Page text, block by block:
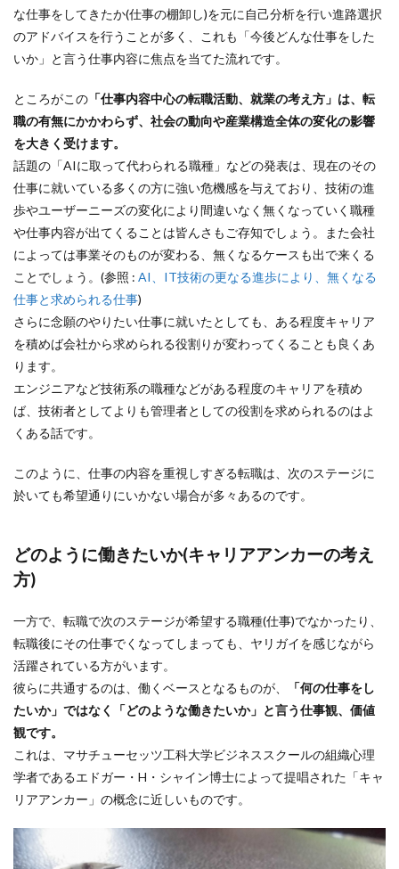
な仕事をしてきたか(仕事の棚卸し)を元に自己分析を行い進路選択
のアドバイスを行うことが多く、これも「今後どんな仕事をした
いか」と言う仕事内容に焦点を当てた流れです。
ところがこの 「仕事内容中心の転職活動、就業の考え方」は、転
職の有無にかかわらず、社会の動向や産業構造全体の変化の影響
を大きく受けます。
話題の「AIに取って代わられる職種」などの発表は、現在のその
仕事に就いている多くの方に強い危機感を与えており、技術の進
歩やユーザーニーズの変化により間違いなく無くなっていく職種
や仕事内容が出てくることは皆んさもご存知でしょう。また会社
によっては事業そのものが変わる、無くなるケースも出で来くる
ことでしょう。(参照 : AI、IT技術の更なる進歩により、無くなる
仕事と求められる仕事)
さらに念願のやりたい仕事に就いたとしても、ある程度キャリア
を積めば会社から求められる役割りが変わってくることも良くあ
ります。
エンジニアなど技術系の職種などがある程度のキャリアを積め
ば、技術者としてよりも管理者としての役割を求められるのはよ
くある話です。
このように、仕事の内容を重視しすぎる転職は、次のステージに
於いても希望通りにいかない場合が多々あるのです。
どのように働きたいか(キャリアアンカーの考え
方)
一方で、転職で次のステージが希望する職種(仕事)でなかったり、
転職後にその仕事でくなってしまっても、ヤリガイを感じながら
活躍されている方がいます。
彼らに共通するのは、働くベースとなるものが、
「何の仕事をし
たいか」ではなく「どのような働きたいか」と言う仕事観、価値
観です。
これは、マサチューセッツ工科大学ビジネススクールの組織心理
学者であるエドガー・H・シャイン博士によって提唱された「キャ
リアアンカー」の概念に近しいものです。